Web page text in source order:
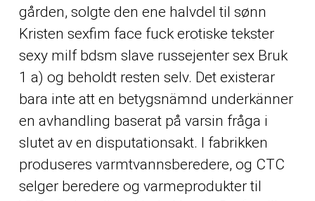
gården, solgte den ene halvdel til sønn
Kristen sexfim face fuck erotiske tekster
sexy milf bdsm slave russejenter sex Bruk
1 a) og beholdt resten selv. Det existerar
bara inte att en betygsnämnd underkänner
en avhandling baserat på varsin fråga i
slutet av en disputationsakt. I fabrikken
produseres varmtvannsberedere, og CTC
selger beredere og varmeprodukter til